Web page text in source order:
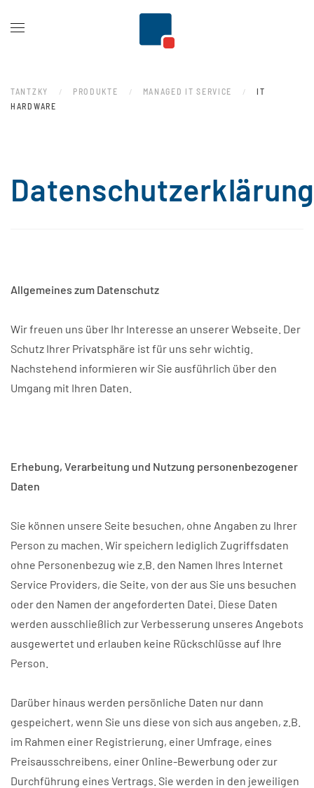
TANTZKY PRODUKTE MANAGED IT SERVICE
IT
HARDWARE
Datenschutzerklärung
Allgemeines zum Datenschutz
Wir freuen uns über Ihr Interesse an unserer Webseite. Der
Schutz Ihrer Privatsphäre ist für uns sehr wichtig.
Nachstehend informieren wir Sie ausführlich über den
Umgang mit Ihren Daten.
Erhebung, Verarbeitung und Nutzung personenbezogener
Daten
Sie können unsere Seite besuchen, ohne Angaben zu Ihrer
Person zu machen. Wir speichern lediglich Zugriffsdaten
ohne Personenbezug wie z.B. den Namen Ihres Internet
Service Providers, die Seite, von der aus Sie uns besuchen
oder den Namen der angeforderten Datei. Diese Daten
werden ausschließlich zur Verbesserung unseres Angebots
ausgewertet und erlauben keine Rückschlüsse auf Ihre
Person.
Darüber hinaus werden persönliche Daten nur dann
gespeichert, wenn Sie uns diese von sich aus angeben, z.B.
im Rahmen einer Registrierung, einer Umfrage, eines
Preisausschreibens, einer Online-Bewerbung oder zur
Durchführung eines Vertrags. Sie werden in den jeweiligen